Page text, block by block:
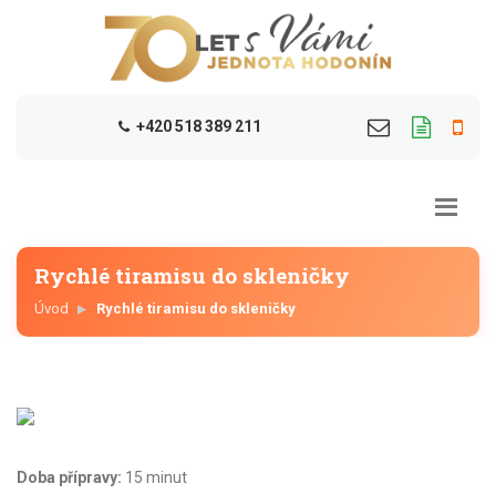
+420 518 389 211
Rychlé tiramisu do skleničky
Úvod Rychlé tiramisu do skleničky
Doba přípravy: 15 minut